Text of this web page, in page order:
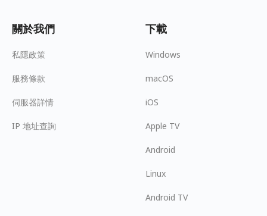
關於我們
私隱政策
服務條款
伺服器詳情
IP 地址查詢
下載
Windows
macOS
iOS
Apple TV
Android
Linux
Android TV